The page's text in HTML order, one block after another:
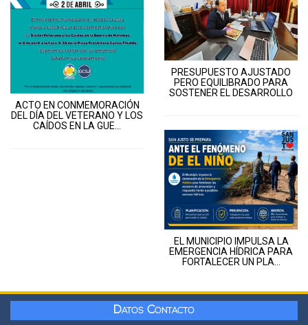
ACTO EN CONMEMORACIÓN
DEL DÍA DEL VETERANO Y LOS
CAÍDOS EN LA GUE...
PRESUPUESTO AJUSTADO
PERO EQUILIBRADO PARA
SOSTENER EL DESARROLLO
EL MUNICIPIO IMPULSA LA
EMERGENCIA HÍDRICA PARA
FORTALECER UN PLA...
Datos Contacto